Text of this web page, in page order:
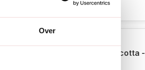
Over
Biogreen Druppelaar terracotta -